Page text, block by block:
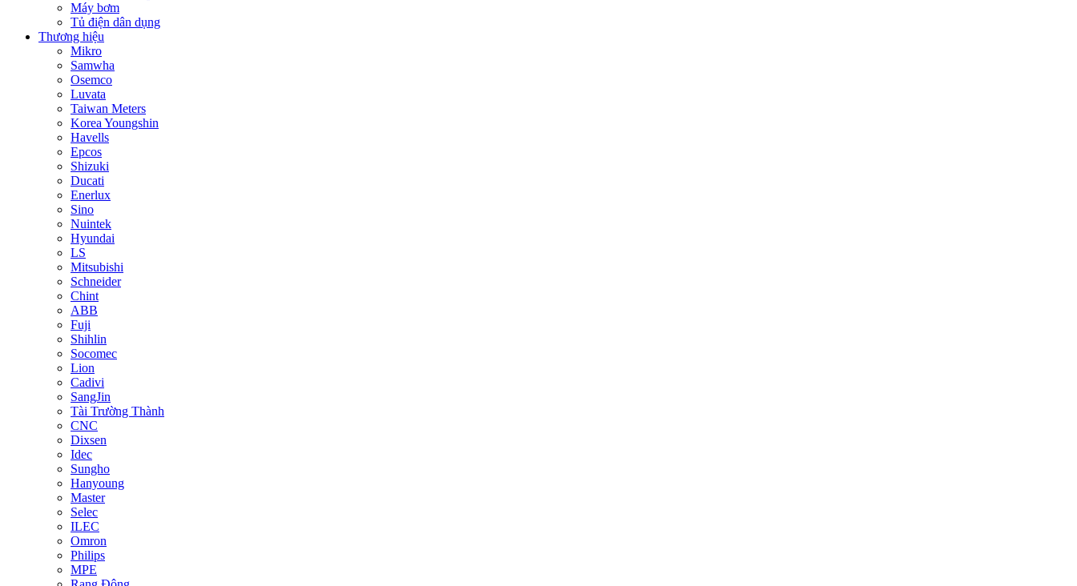
Máy bơm
Tủ điện dân dụng
Thương hiệu
Mikro
Samwha
Osemco
Luvata
Taiwan Meters
Korea Youngshin
Havells
Epcos
Shizuki
Ducati
Enerlux
Sino
Nuintek
Hyundai
LS
Mitsubishi
Schneider
Chint
ABB
Fuji
Shihlin
Socomec
Lion
Cadivi
SangJin
Tài Trường Thành
CNC
Dixsen
Idec
Sungho
Hanyoung
Master
Selec
ILEC
Omron
Philips
MPE